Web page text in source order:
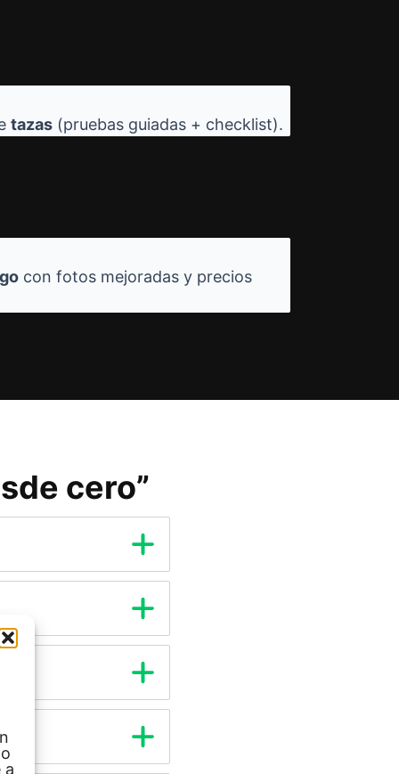
a
tazas(pruebas guiadas + checklist).
con fotos mejoradas y precios
cero”